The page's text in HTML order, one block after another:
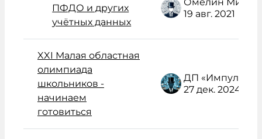
ПФДО и других
учётных данных
19 авг. 2021
XXI Малая областная
олимпиада
школьников -
начинаем
готовиться
27 дек. 2024